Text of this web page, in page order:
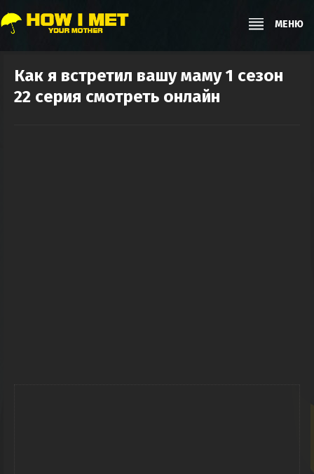
МЕНЮ
Как я встретил вашу маму 1 сезон
22 серия смотреть онлайн